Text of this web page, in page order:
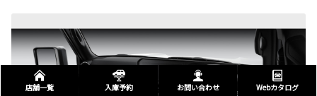
店舗一覧 入庫予約 お問い合わせ Webカタログ